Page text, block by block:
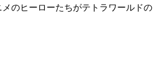
のヒーローたちがテトラワールドの